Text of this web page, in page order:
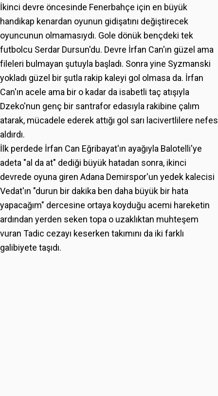
İkinci devre öncesinde Fenerbahçe için en büyük
handikap kenardan oyunun gidişatını değiştirecek
oyuncunun olmamasıydı. Gole dönük bençdeki tek
futbolcu Serdar Dursun'du. Devre İrfan Can'ın güzel ama
fileleri bulmayan şutuyla başladı. Sonra yine Syzmanski
yokladı güzel bir şutla rakip kaleyi gol olmasa da. İrfan
Can'ın acele ama bir o kadar da isabetli taç atışıyla
Dzeko'nun genç bir santrafor edasıyla rakibine çalım
atarak, mücadele ederek attığı gol sarı lacivertlilere nefes
aldırdı.
İlk perdede İrfan Can Eğribayat'ın ayağıyla Balotelli'ye
adeta "al da at" dediği büyük hatadan sonra, ikinci
devrede oyuna giren Adana Demirspor'un yedek kalecisi
Vedat'ın "durun bir dakika ben daha büyük bir hata
yapacağım" dercesine ortaya koyduğu acemi hareketin
ardından yerden seken topa o uzaklıktan muhteşem
vuran Tadic cezayı keserken takımını da iki farklı
galibiyete taşıdı.